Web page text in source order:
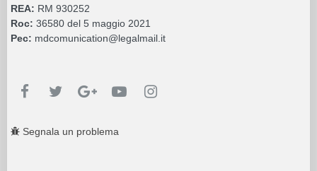
REA: RM 930252
Roc: 36580 del 5 maggio 2021
Pec: mdcomunication@legalmail.it
Segnala un problema